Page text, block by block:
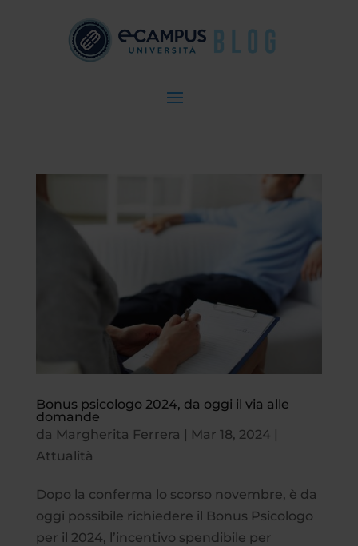
Bonus psicologo 2024, da oggi il via alle
domande
da Margherita Ferrera | Mar 18, 2024 |
Attualità
Dopo la conferma lo scorso novembre, è da
oggi possibile richiedere il Bonus Psicologo
per il 2024, l’incentivo spendibile per